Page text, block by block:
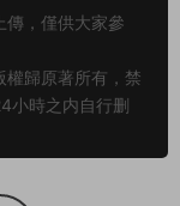
傳，僅供大家參
歸原著所有，禁
小時之内自行删